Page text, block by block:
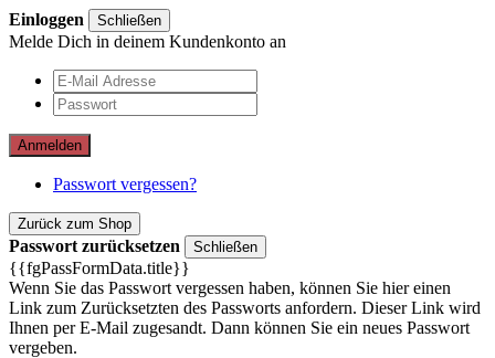
Einloggen Schließen
Melde Dich in deinem Kundenkonto an
Anmelden
Passwort vergessen?
Zurück zum Shop
Passwort zurücksetzen Schließen
{{fgPassFormData.title}}
Wenn Sie das Passwort vergessen haben, können Sie hier einen
Link zum Zurücksetzten des Passworts anfordern. Dieser Link wird
Ihnen per E-Mail zugesandt. Dann können Sie ein neues Passwort
vergeben.